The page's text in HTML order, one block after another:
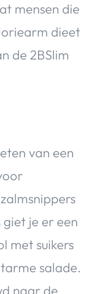
mensen die
dieet
de 2BSlim
van een
je er een
met suikers
salade.
naar de